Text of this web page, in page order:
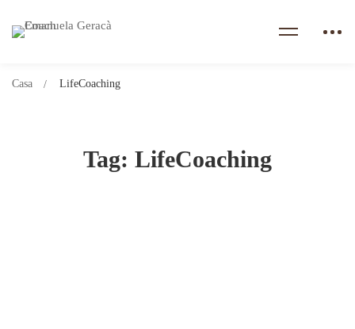
Tag: LifeCoaching
Casa LifeCoaching